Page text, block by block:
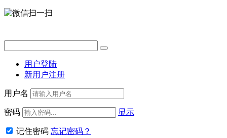
用户登陆
新用户注册
用户名
密码 显示
记住密码 忘记密码？